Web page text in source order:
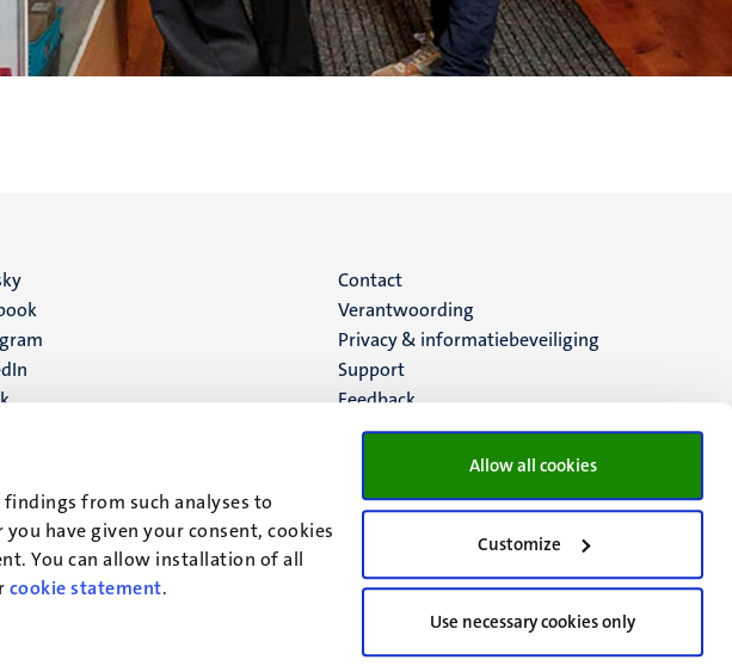
from such analyses to
have given your consent, cookies
You can allow installation of all
cookie statement.
Allow all cookies
Customize
Use necessary cookies only
Menu
footer
(NL)
Contact
Verantwoording
Privacy & informatiebeveiliging
Support
Feedback